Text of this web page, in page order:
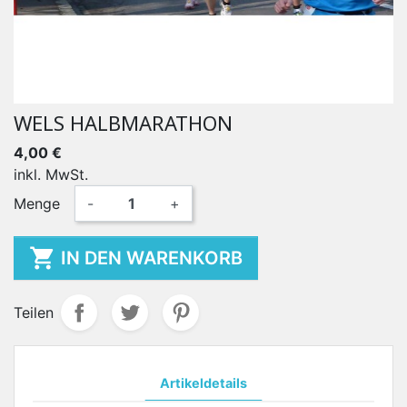
WELS HALBMARATHON
4,00 €
inkl. MwSt.
Menge
- +
 IN DEN WARENKORB
Teilen
Artikeldetails